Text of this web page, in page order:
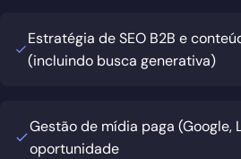
Estratégia de SEO B2B e
(incluindo busca generativa)
Gestão de mídia paga (Google,
oportunidade